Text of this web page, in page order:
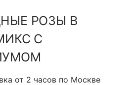
РОЗЫ В
С
от 2 часов по Москве